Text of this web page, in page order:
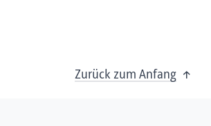
Zurück zum Anfang